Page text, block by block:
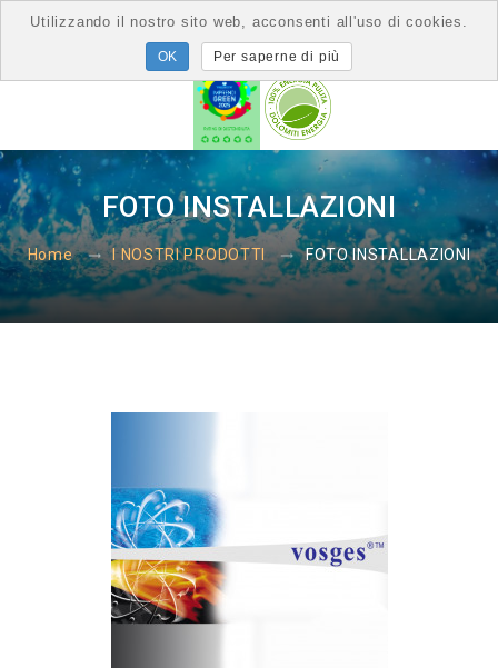
FOTO INSTALLAZIONI
Home I NOSTRI PRODOTTI FOTO INSTALLAZIONI
Utilizzando il nostro sito web, acconsenti all'uso di cookies.
Per saperne di più